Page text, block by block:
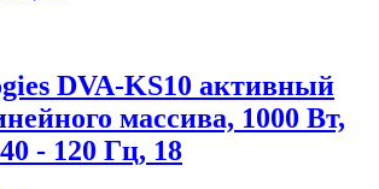
DVA-KS10 активный
массива, 1000 Вт,
- 120 Гц, 18